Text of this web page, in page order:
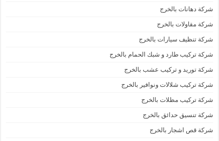
شركة دهانات بالخرج
شركة مقاولات بالخرج
شركة تنظيف سيارات بالخرج
شركة تركيب طارد و شبك الحمام بالخرج
شركة توريد و تركيب عشب بالخرج
شركة تركيب شلالات ونوافير بالخرج
شركة تركيب مظلات بالخرج
شركة تنسيق حدائق بالخرج
شركة قص اشجار بالخرج